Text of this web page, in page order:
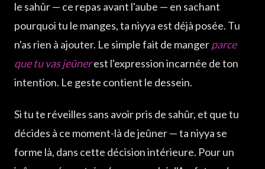
le sahûr — ce repas avant l'aube — en sachant
pourquoi tu le manges, ta niyya est déjà posée. Tu
n'as rien à ajouter. Le simple fait de mangerparce
que tu vas jeûnerest l'expression incarnée de ton
intention. Le geste contient le dessein.
Si tu te réveilles sans avoir pris de sahûr, et que tu
décides à ce moment-là de jeûner — ta niyya se
forme là, dans cette décision intérieure. Pour un